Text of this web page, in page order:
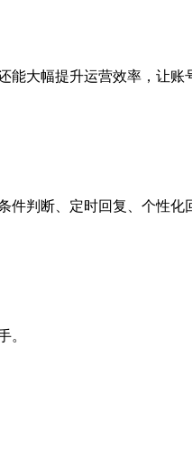
大幅提升运营效率，让账
判断、定时回复、个性化
。